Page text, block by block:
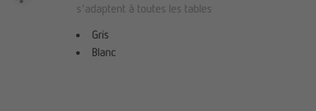
s'adaptent à toutes les tables
Gris
Blanc